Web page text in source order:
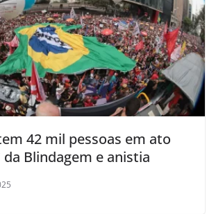
42 mil pessoas em ato
da Blindagem e anistia